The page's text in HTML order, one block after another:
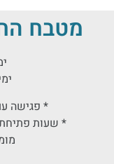
מטבח
* פגישה
* שעות